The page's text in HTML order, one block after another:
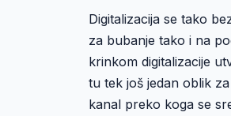
Digitalizacija se tako
za bubanje tako i na
krinkom digitalizacije
tu tek još jedan oblik
kanal preko koga se